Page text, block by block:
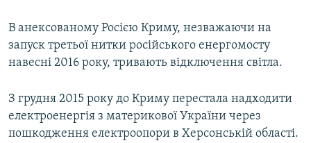
В анексованому Росією Криму, незважаючи на
запуск третьої нитки російського енергомосту
навесні 2016 року, тривають відключення світла.
З грудня 2015 року до Криму перестала надходити
електроенергія з материкової України через
пошкодження електроопори в Херсонській області.